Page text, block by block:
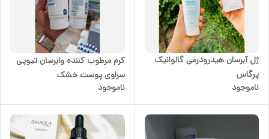
ژل آبرسان هیدرودرمی گالوانیک
پرگاس
ناموجود
کرم مرطوب کننده وابرسان تیوپی
سراوی پوست خشک
ناموجود